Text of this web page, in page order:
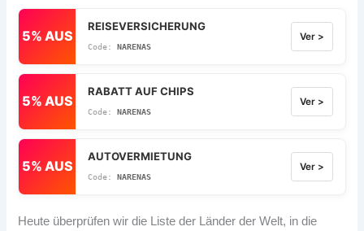
5% AUS
REISEVERSICHERUNG
NARENAS
Ver >
5% AUS
RABATT AUF CHIPS
NARENAS
Ver >
5% AUS
AUTOVERMIETUNG
NARENAS
Ver >
Heute überprüfen wir die Liste der Länder der Welt, in die